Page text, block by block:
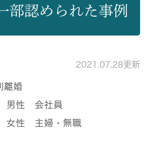
部認められた事例
2021.07.28更新
婚
性 会社員
性 主婦・無職